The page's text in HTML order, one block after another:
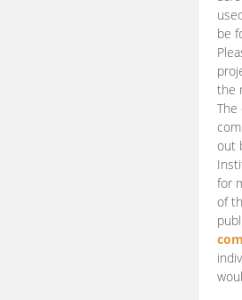
be
the
The
out
for
of